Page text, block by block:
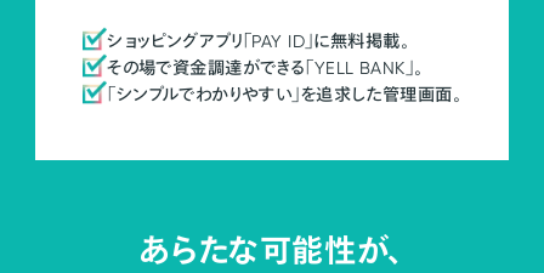
ショッピングアプリ「PAY ID」に無料掲載。
その場で資金調達ができる「YELL BANK」。
「シンプルでわかりやすい」を追求した管理画面。
あらたな可能性が、